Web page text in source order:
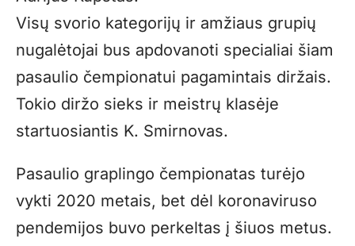
Visų svorio kategorijų ir amžiaus grupių
nugalėtojai bus apdovanoti specialiai šiam
pasaulio čempionatui pagamintais diržais.
Tokio diržo sieks ir meistrų klasėje
startuosiantis K. Smirnovas.
Pasaulio graplingo čempionatas turėjo
vykti 2020 metais, bet dėl koronaviruso
pendemijos buvo perkeltas į šiuos metus.